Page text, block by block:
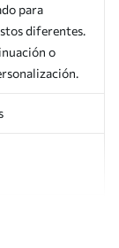
para
diferentes.
o